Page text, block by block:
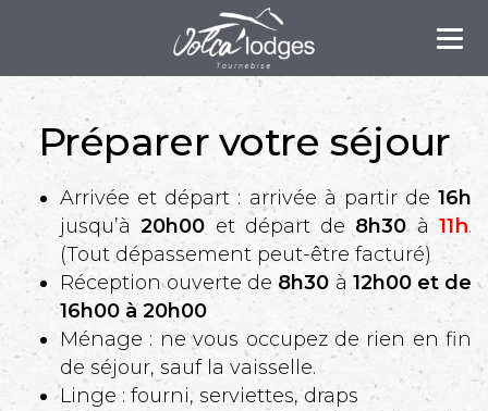
Préparer votre séjour
Arrivée et départ : arrivée à partir de16h
jusqu’à20h00 et départ de 8h30à11h.
(Tout dépassement peut-être facturé)
Réception ouverte de 8h30 à 12h00 et de
16h00 à 20h00
Ménage : ne vous occupez de rien en fin
de séjour, sauf la vaisselle.
Linge : fourni, serviettes, draps